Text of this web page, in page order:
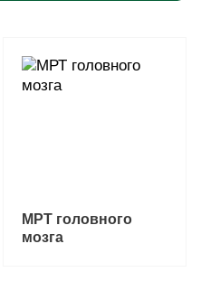
МРТ головного
мозга